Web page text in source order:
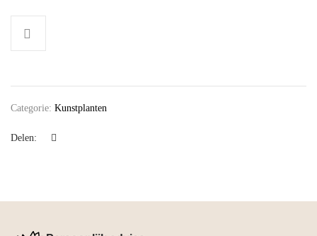
Categorie: Kunstplanten
Delen: